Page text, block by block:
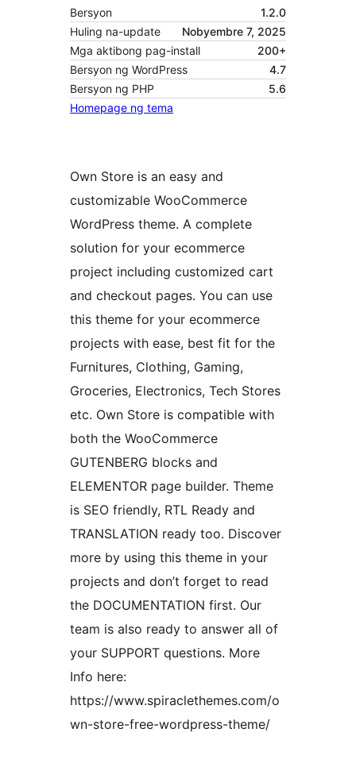
Bersyon
1.2.0
Huling na-update
Nobyembre 7, 2025
Mga aktibong pag-install
200+
Bersyon ng WordPress
4.7
Bersyon ng PHP
5.6
Homepage ng tema
Own Store is an easy and
customizable WooCommerce
WordPress theme. A complete
solution for your ecommerce
project including customized cart
and checkout pages. You can use
this theme for your ecommerce
projects with ease, best fit for the
Furnitures, Clothing, Gaming,
Groceries, Electronics, Tech Stores
etc. Own Store is compatible with
both the WooCommerce
GUTENBERG blocks and
ELEMENTOR page builder. Theme
is SEO friendly, RTL Ready and
TRANSLATION ready too. Discover
more by using this theme in your
projects and don’t forget to read
the DOCUMENTATION first. Our
team is also ready to answer all of
your SUPPORT questions. More
Info here:
https://www.spiraclethemes.com/o
wn-store-free-wordpress-theme/